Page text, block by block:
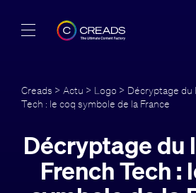
Offres
À propos
Guide
Creads > Actu > Logo > Décryptage du
Tech : le coq symbole de la France
Décryptage du
French Tech :